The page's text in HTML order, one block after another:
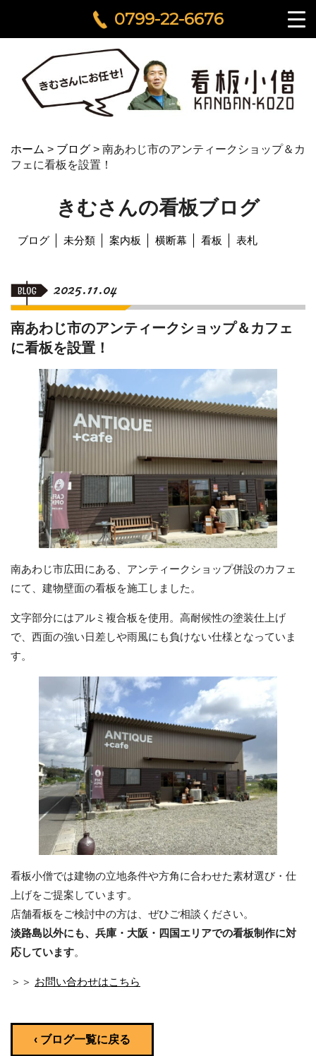
0799-22-6676
ホーム > ブログ > 南あわじ市のアンティークショップ＆カ
フェに看板を設置！
きむさんの看板ブログ
ブログ 未分類 案内板 横断幕 看板 表札
2025.11.04
南あわじ市のアンティークショップ＆カフェ
に看板を設置！
南あわじ市広田にある、アンティークショップ併設のカフェ
にて、建物壁面の看板を施工しました。
文字部分にはアルミ複合板を使用。高耐候性の塗装仕上げ
で、西面の強い日差しや雨風にも負けない仕様となっていま
す。
看板小僧では建物の立地条件や方角に合わせた素材選び・仕
上げをご提案しています。
店舗看板をご検討中の方は、ぜひご相談ください。
淡路島以外にも、兵庫・大阪・四国エリアでの看板制作に対
応しています。
＞＞ お問い合わせはこちら
‹ ブログ一覧に戻る